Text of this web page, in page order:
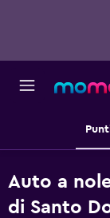
Auto a
di Santo